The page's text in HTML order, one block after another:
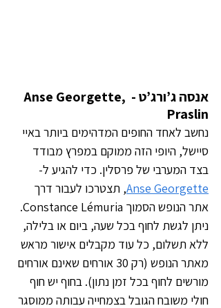
אנסה ג’ורג’ט - Anse Georgette,
Praslin
נחשב לאחד החופים המדהימים ביותר באיי
סיישל, היופי הזה ממוקם במפרץ מבודד
בצד המערבי של פרסלין. כדי להגיע ל-
Anse Georgette, תצטרכו לעבור דרך
אתר הנופש הסמוך Constance Lémuria.
ניתן לגשת לחוף בכל שעה, ביום או בלילה,
ללא תשלום, כל עוד מקבלים אישור מראש
מאתר הנופש (רק 30 אורחים שאינם אורחים
מורשים לחוף בכל זמן נתון). בחוף יש חוף
חולי משובח הגובל בצמחייה עבותה ממוסגר